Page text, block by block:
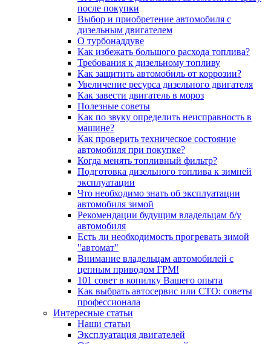
после покупки
Выбор и приобретение автомобиля с
дизельным двигателем
О турбонаддуве
Как избежать большого расхода топлива?
Требования к дизельному топливу
Как защитить автомобиль от коррозии?
Увеличение ресурса дизельного двигателя
Как завести двигатель в мороз
Полезные советы
Как по звуку определить неисправность в
машине?
Как проверить техническое состояние
автомобиля при покупке?
Когда менять топливный фильтр?
Подготовка дизельного топлива к зимней
эксплуатации
Что необходимо знать об эксплуатации
автомобиля зимой
Рекомендации будущим владельцам б/у
автомобиля
Есть ли необходимость прогревать зимой
"автомат"
Внимание владельцам автомобилей с
цепным приводом ГРМ!
101 совет в копилку Вашего опыта
Как выбрать автосервис или СТО: советы
профессионала
Интересные статьи
Наши статьи
Эксплуатация двигателей